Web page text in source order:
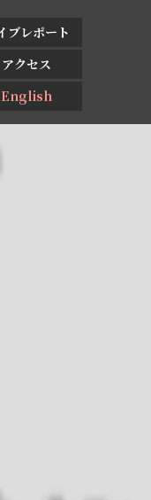
ブレポート
アクセス
English